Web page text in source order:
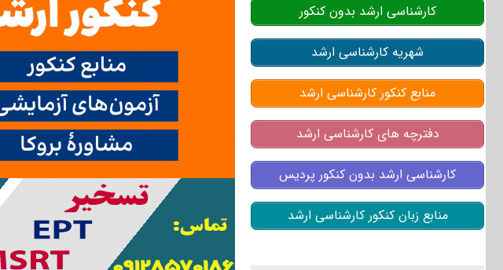
کارشناسی ارشد بدون کنکور
شهریه کارشناسی ارشد
منابع کنکور کارشناسی ارشد
دفترچه های کارشناسی ارشد
کارشناسی ارشد بدون کنکور پردیس
منابع زبان کنکور کارشناسی ارشد